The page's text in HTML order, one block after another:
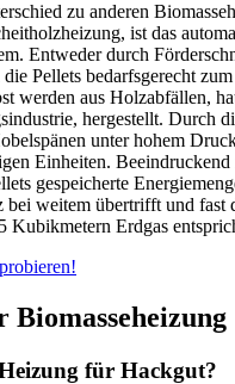
zu anderen
ist das
Entweder durch
die Pellets bedarfsgerecht
werden aus Holzabfällen,
hergestellt. Durch
unter hohem
Einheiten. Beeindruckend
gespeicherte
bei weitem übertrifft und fast
Kubikmetern Erdgas
Biomasseheizung
für Hackgut?